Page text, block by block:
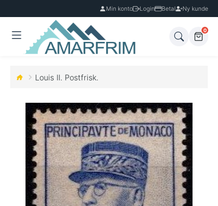
Min konto Login Betal Ny kunde
0
Louis II. Postfrisk.